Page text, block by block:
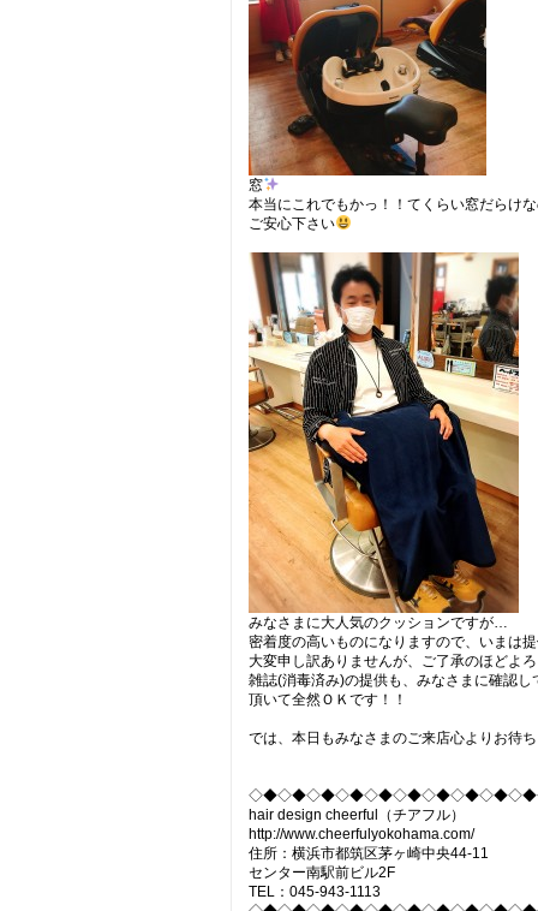
窓
本当にこれでもかっ！！てくらい窓だらけ
ご安心下さい
みなさまに大人気のクッションですが…
密着度の高いものになりますので、いまは
大変申し訳ありませんが、ご了承のほどよ
雑誌(消毒済み)の提供も、みなさまに確認
頂いて全然ＯＫです！！
では、本日もみなさまのご来店心よりお
hair design cheerful（チアフル）
http://www.cheerfulyokohama.com/
住所：横浜市都筑区茅ヶ崎中央44-11
センター南駅前ビル2F
TEL：045-943-1113